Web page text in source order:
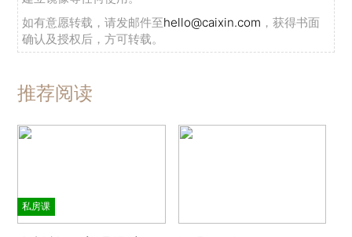
如有意愿转载，请发邮件至hello@caixin.com ，获得书面
确认及授权后，方可转载。
推荐阅读
私房课